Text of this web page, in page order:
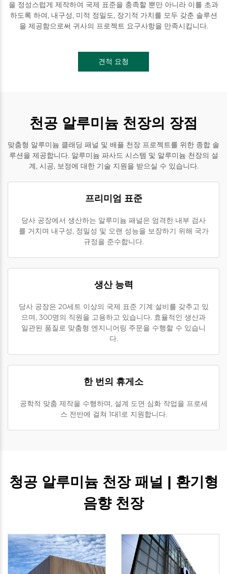
을 정성스럽게 제작하여 국제 표준을 충족할 뿐만 아니라 이를 초과
하도록 하여, 내구성, 미적 정밀도, 장기적 가치를 모두 갖춘 솔루션
을 제공함으로써 귀사의 프로젝트 요구사항을 만족시킵니다.
견적 요청
천공 알루미늄 천장의 장점
맞춤형 알루미늄 클래딩 패널 및 배플 천장 프로젝트를 위한 종합 솔
루션을 제공합니다. 알루미늄 파사드 시스템 및 알루미늄 천장의 설
계, 시공, 보정에 대한 기술 지원을 받으실 수 있습니다.
프리미엄 표준
당사 공장에서 생산하는 알루미늄 패널은 엄격한 내부 검사
를 거치며 내구성, 정밀성 및 오랜 성능을 보장하기 위해 국가
규정을 준수합니다.
생산 능력
당사 공장은 20세트 이상의 국제 표준 기계 설비를 갖추고 있
으며, 300명의 직원을 고용하고 있습니다. 효율적인 생산과
일관된 품질로 맞춤형 엔지니어링 주문을 수행할 수 있습니
다.
한 번의 휴게소
공학적 맞춤 제작을 수행하며, 설계 도면 심화 작업을 프로세
스 전반에 걸쳐 1대1로 지원합니다.
청공 알루미늄 천장 패널 | 환기형
음향 천장